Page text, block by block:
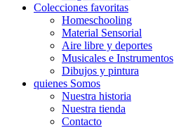
Colecciones favoritas
Homeschooling
Material Sensorial
Aire libre y deportes
Musicales e Instrumentos
Dibujos y pintura
quienes Somos
Nuestra historia
Nuestra tienda
Contacto